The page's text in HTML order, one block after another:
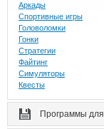
Аркады
Спортивные игры
Головоломки
Гонки
Стратегии
Файтинг
Симуляторы
Квесты
Программы